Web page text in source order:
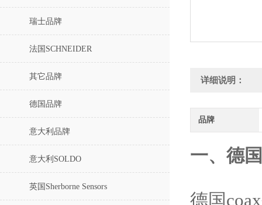
瑞士品牌
法国SCHNEIDER
其它品牌
德国品牌
意大利品牌
意大利SOLDO
英国Sherborne Sensors
详细说明：
品牌
一、德
德国